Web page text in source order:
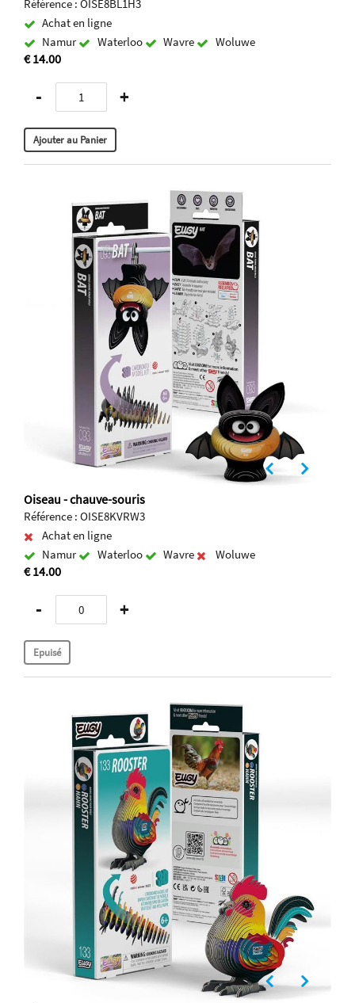
Référence : OISE8BL1H3
Achat en ligne
Namur
Waterloo Wavre Woluwe
€ 14.00
- +
Oiseau - chauve-souris
Référence : OISE8KVRW3
Achat en ligne
Namur
Waterloo Wavre Woluwe
€ 14.00
- +